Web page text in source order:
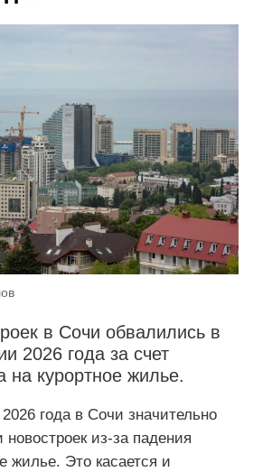
в Сочи обвалились в
2026 года за счет
на курортное жилье.
года в Сочи значительно
из-за падения
жилье. Это касается и